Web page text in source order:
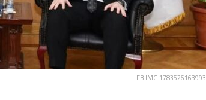
FB IMG 1783526163993